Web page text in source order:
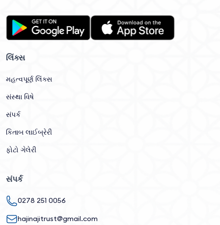
લિંક્સ
મહત્વપૂર્ણ લિંક્સ
સંસ્થા વિષે
સંપર્ક
કિતાબ લાઈબ્રેરી
ફોટો ગેલેરી
સંપર્ક
0278 251 0056
hajinajitrust@gmail.com